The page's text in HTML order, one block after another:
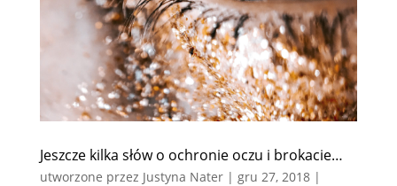
Jeszcze kilka słów o ochronie oczu i brokacie…
utworzone przez Justyna Nater| gru 27, 2018|